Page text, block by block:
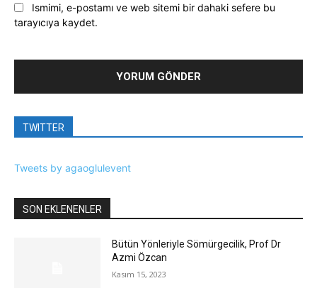
Ismimi, e-postamı ve web sitemi bir dahaki sefere bu
tarayıcıya kaydet.
TWITTER
Tweets by agaoglulevent
SON EKLENENLER
Bütün Yönleriyle Sömürgecilik, Prof Dr
Azmi Özcan
Kasım 15, 2023